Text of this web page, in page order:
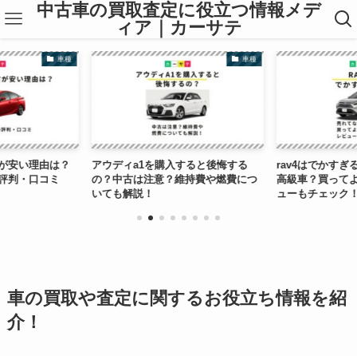
中古車の買取査定に役立つ情報メデ
ィア｜カーサテ
車種
アウディa1を購入すると後悔する
の？中古は注意？維持費や燃費につ
rav4はでかすぎるの？売れてない
高級車？買ってよかったというレ
ューもチェック！
車の買取や査定に関するお役立ち情報を紹
介！